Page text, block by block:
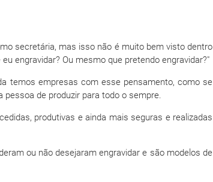
secretária, mas isso não é muito bem visto dentro
engravidar? Ou mesmo que pretendo engravidar?"
temos empresas com esse pensamento, como se
de produzir para todo o sempre.
produtivas e ainda mais seguras e realizadas
ou não desejaram engravidar e são modelos de